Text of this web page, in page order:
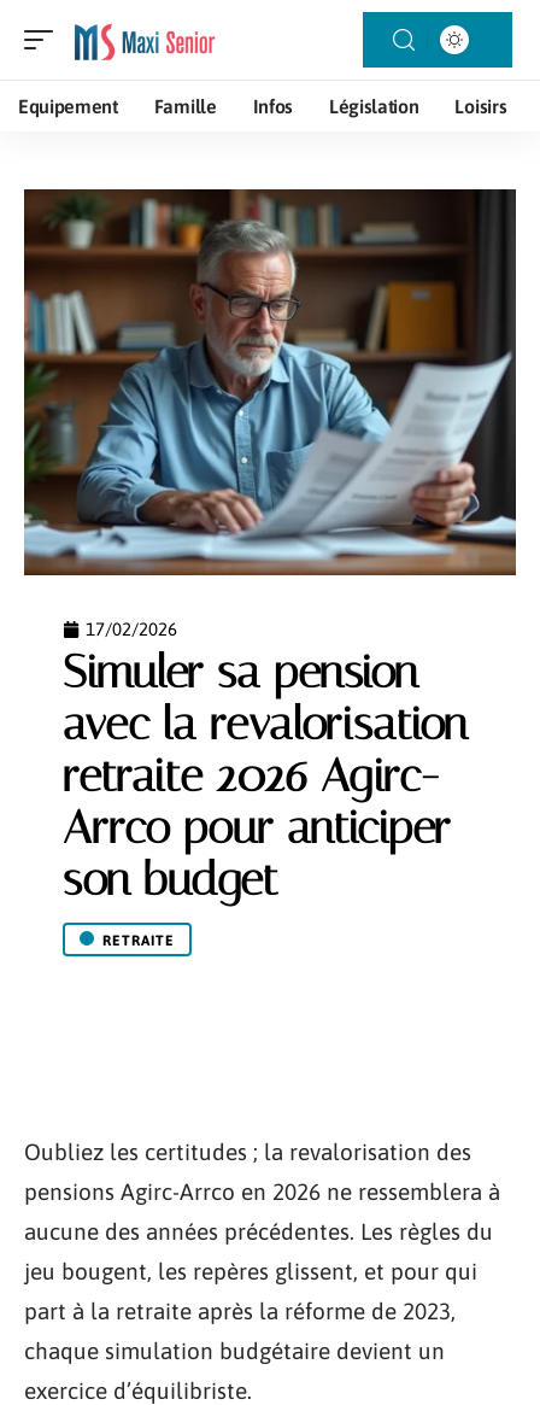
Equipement Famille Infos Législation Loisirs
17/02/2026
Simuler sa pension
avec la revalorisation
retraite 2026 Agirc-
Arrco pour anticiper
son budget
RETRAITE
Oubliez les certitudes ; la revalorisation des
pensions Agirc-Arrco en 2026 ne ressemblera à
aucune des années précédentes. Les règles du
jeu bougent, les repères glissent, et pour qui
part à la retraite après la réforme de 2023,
chaque simulation budgétaire devient un
exercice d’équilibriste.